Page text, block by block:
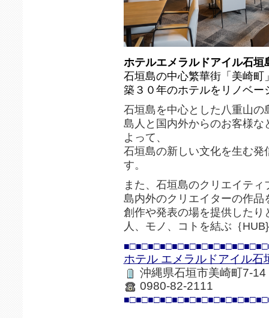
ホテルエメラルドアイル石垣
石垣島の中心繁華街「美崎町
築３０年のホテルをリノベー
石垣島を中心とした八重山の
島人と国内外からのお客様
よって、
石垣島の新しい文化を生む
す。
また、石垣島のクリエイティ
島内外のクリエイターの作品
創作や発表の場を提供した
人、モノ、コトを結ぶ｛
ホテル エメラルドアイル石
沖縄県石垣市美崎町7-14
0980-82-2111